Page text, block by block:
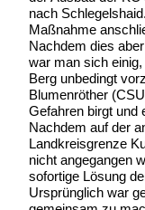
nach
Maßnahme
Nachdem dies
war man sich
Berg unbedingt
Blumenröther
Gefahren birgt und
Nachdem auf der
Landkreisgrenze
nicht angegangen
sofortige Lösung
Ursprünglich war